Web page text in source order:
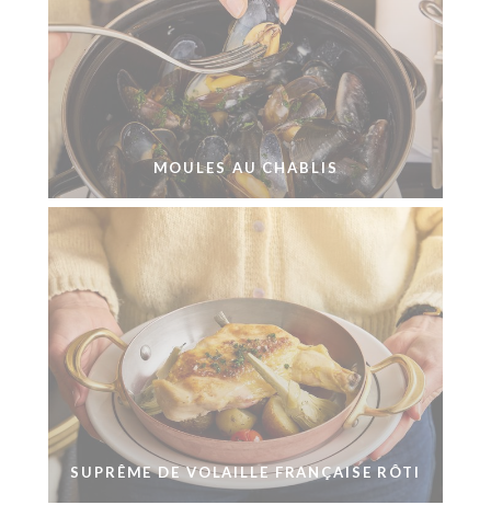
MOULES AU CHABLIS
SUPRÊME DE VOLAILLE FRANÇAISE RÔTI